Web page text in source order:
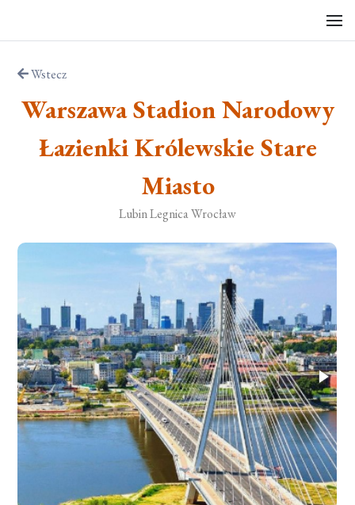
Wstecz
Warszawa Stadion Narodowy
Łazienki Królewskie Stare
Miasto
Lubin Legnica Wrocław